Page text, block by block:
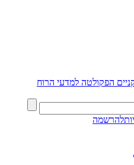
הפקולטה למדעי הרוח
להרשמה